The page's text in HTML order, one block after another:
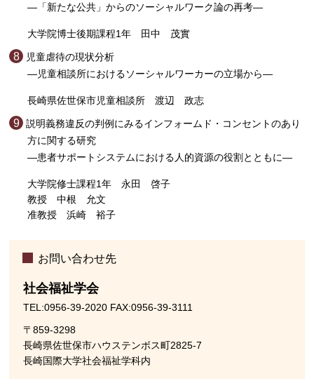
―「新たな公共」からのソーシャルワーク論の再考―
大学院博士後期課程1年 田中 茂實
児童虐待の現状分析
―児童相談所におけるソーシャルワーカーの立場から―
長崎県佐世保市児童相談所 渡辺 政志
説明義務違反の判例にみるインフォームド・コンセントのあり
方に関する研究
―患者サポートシステムにおける人的資源の役割とともに―
大学院修士課程1年 永田 啓子
教授 中根 允文
准教授 浜崎 裕子
お問い合わせ先
社会福祉学会
TEL:0956-39-2020 FAX:0956-39-3111
〒859-3298
長崎県佐世保市ハウステンボス町2825-7
長崎国際大学社会福祉学科内